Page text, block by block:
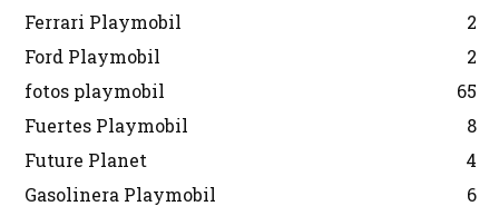
Ferrari Playmobil
2
Ford Playmobil
2
fotos playmobil
65
Fuertes Playmobil
8
Future Planet
4
Gasolinera Playmobil
6